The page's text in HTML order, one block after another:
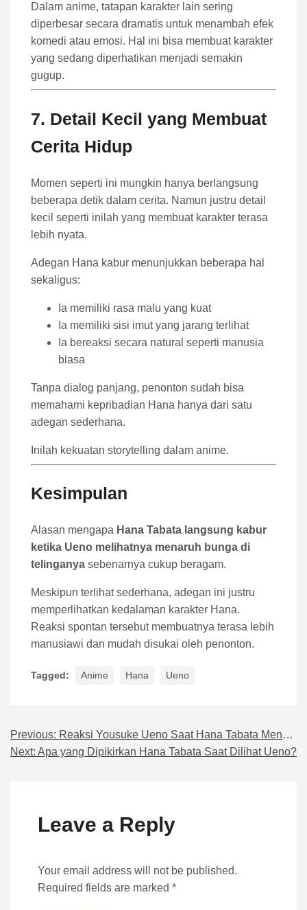
Dalam anime, tatapan karakter lain sering
diperbesar secara dramatis untuk menambah efek
komedi atau emosi. Hal ini bisa membuat karakter
yang sedang diperhatikan menjadi semakin
gugup.
7. Detail Kecil yang Membuat
Cerita Hidup
Momen seperti ini mungkin hanya berlangsung
beberapa detik dalam cerita. Namun justru detail
kecil seperti inilah yang membuat karakter terasa
lebih nyata.
Adegan Hana kabur menunjukkan beberapa hal
sekaligus:
Ia memiliki rasa malu yang kuat
Ia memiliki sisi imut yang jarang terlihat
Ia bereaksi secara natural seperti manusia
biasa
Tanpa dialog panjang, penonton sudah bisa
memahami kepribadian Hana hanya dari satu
adegan sederhana.
Inilah kekuatan storytelling dalam anime.
Kesimpulan
Alasan mengapa Hana Tabata langsung kabur
ketika Ueno melihatnya menaruh bunga di
telinganya sebenarnya cukup beragam.
Meskipun terlihat sederhana, adegan ini justru
memperlihatkan kedalaman karakter Hana.
Reaksi spontan tersebut membuatnya terasa lebih
manusiawi dan mudah disukai oleh penonton.
Tagged: Anime Hana Ueno
Navigasi pos
Previous: Reaksi Yousuke Ueno Saat Hana Tabata Menaruh Bunga
Next: Apa yang Dipikirkan Hana Tabata Saat Dilihat Ueno?
Leave a Reply
Your email address will not be published.
Required fields are marked *